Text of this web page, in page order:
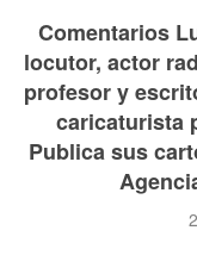
Comentarios
locutor, actor
profesor y
caricaturista
Publica sus